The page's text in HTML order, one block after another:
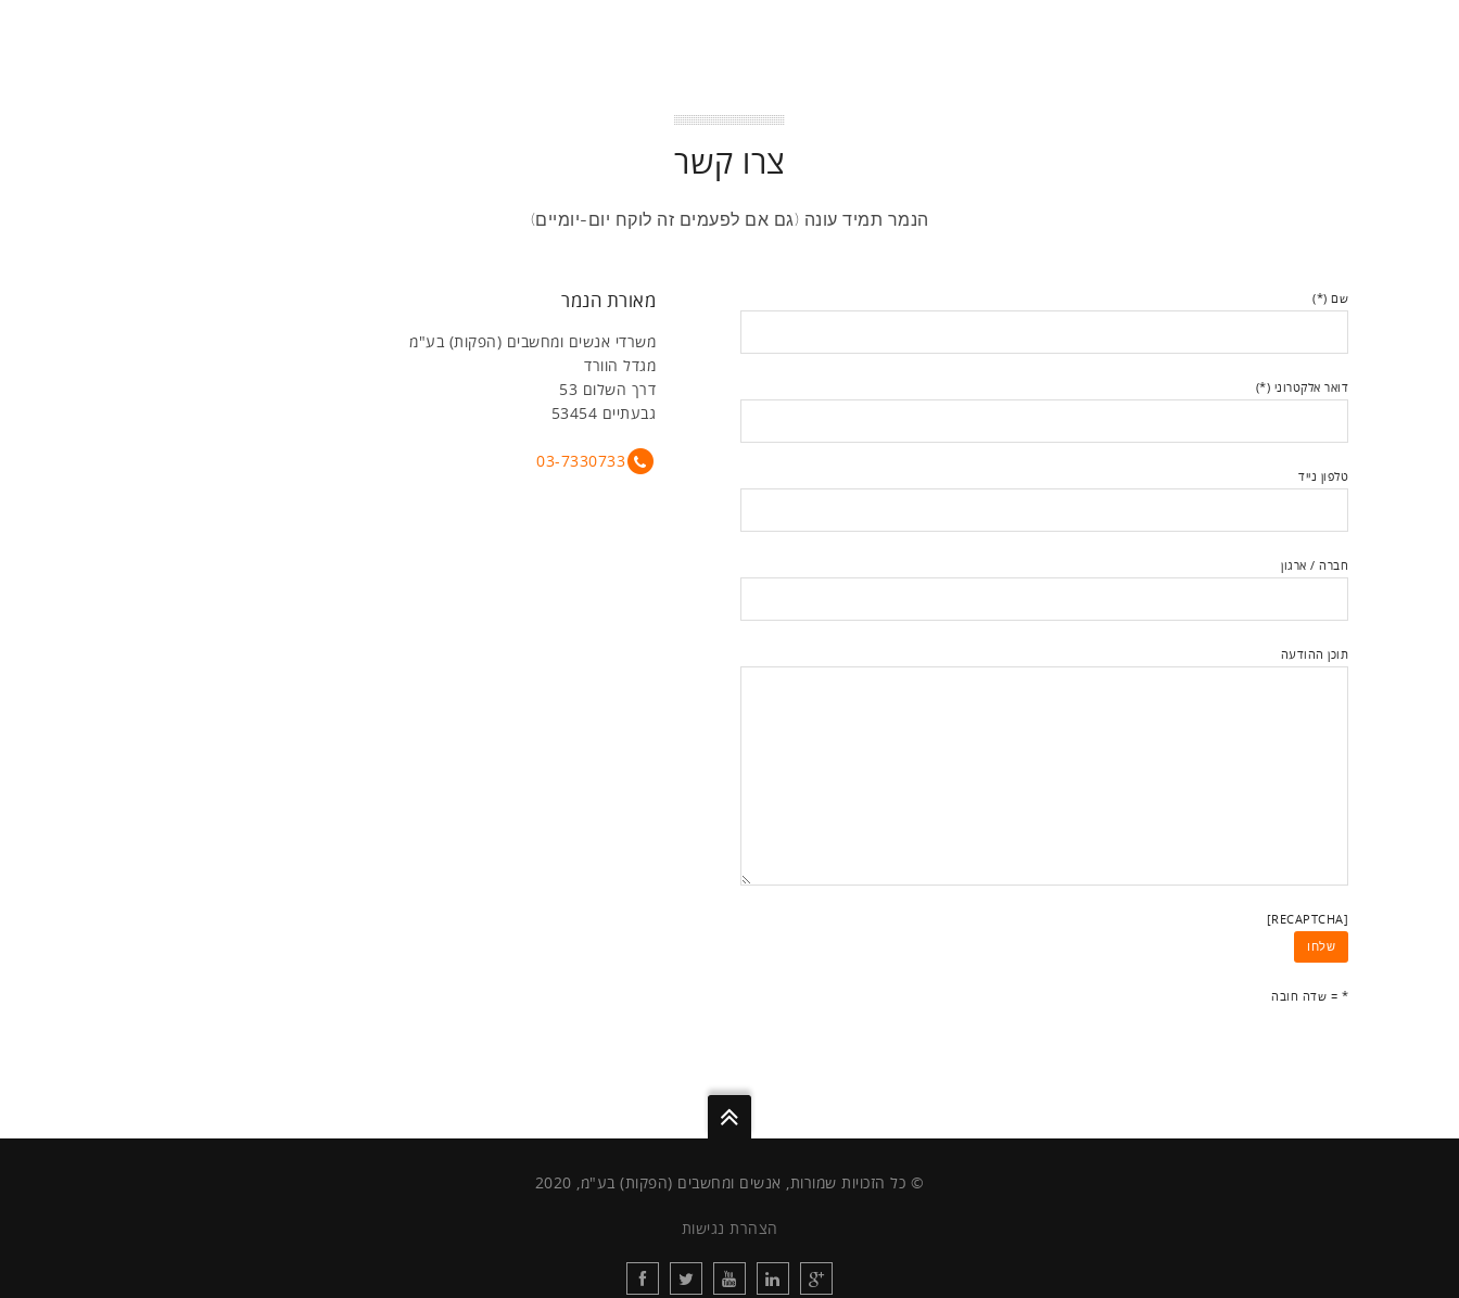
צרו קשר
הנמר תמיד עונה (גם אם לפעמים זה לוקח יום-יומיים)
מאורת הנמר
משרדי אנשים ומחשבים (הפקות) בע"מ
מגדל הוורד
דרך השלום 53
גבעתיים 53454
03-7330733
שם (*)
דואר אלקטרוני (*)
טלפון נייד
חברה / ארגון
תוכן ההודעה
[RECAPTCHA]
* = שדה חובה
© כל הזכויות שמורות, אנשים ומחשבים (הפקות) בע"מ, 2020
הצהרת נגישות